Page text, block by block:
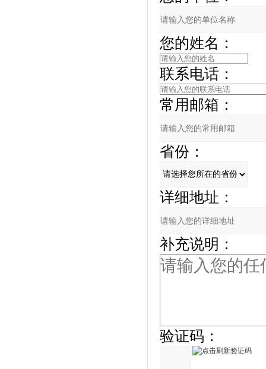
您的姓名：
联系电话：
常用邮箱：
省份：
详细地址：
补充说明：
验证码：